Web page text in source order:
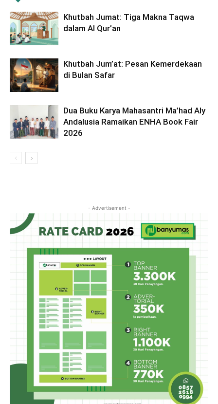
Khutbah Jumat: Tiga Makna Taqwa
dalam Al Qur’an
Khutbah Jum’at: Pesan Kemerdekaan
di Bulan Safar
Dua Buku Karya Mahasantri Ma’had Aly
Andalusia Ramaikan ENHA Book Fair
2026
- Advertisement -